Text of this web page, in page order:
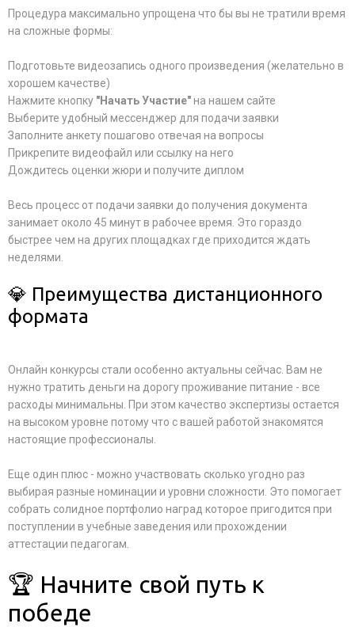
Процедура максимально упрощена что бы вы не тратили время
на сложные формы:
Подготовьте видеозапись одного произведения (желательно в
хорошем качестве)
Нажмите кнопку "Начать Участие"на нашем сайте
Выберите удобный мессенджер для подачи заявки
Заполните анкету пошагово отвечая на вопросы
Прикрепите видеофайл или ссылку на него
Дождитесь оценки жюри и получите диплом
Весь процесс от подачи заявки до получения документа
занимает около 45 минут в рабочее время. Это гораздо
быстрее чем на других площадках где приходится ждать
неделями.
💎 Преимущества дистанционного
формата
Онлайн конкурсы стали особенно актуальны сейчас. Вам не
нужно тратить деньги на дорогу проживание питание - все
расходы минимальны. При этом качество экспертизы остается
на высоком уровне потому что с вашей работой знакомятся
настоящие профессионалы.
Еще один плюс - можно участвовать сколько угодно раз
выбирая разные номинации и уровни сложности. Это помогает
собрать солидное портфолио наград которое пригодится при
поступлении в учебные заведения или прохождении
аттестации педагогам.
🏆 Начните свой путь к
победе